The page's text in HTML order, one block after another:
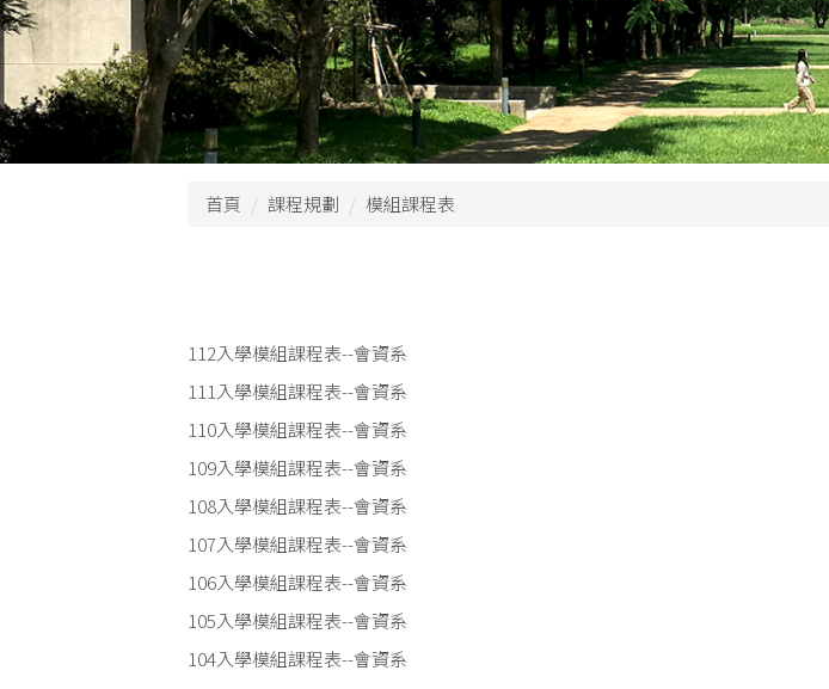
首頁 課程規劃 模組課程表
112入學模組課程表--會資系
111入學模組課程表--會資系
110入學模組課程表--會資系
109入學模組課程表--會資系
108入學模組課程表--會資系
107入學模組課程表--會資系
106入學模組課程表--會資系
105入學模組課程表--會資系
104入學模組課程表--會資系